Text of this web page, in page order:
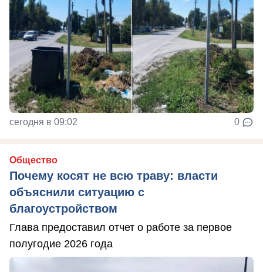
сегодня в 09:02 0
Общество
Почему косят не всю траву: власти
объяснили ситуацию с
благоустройством
Глава предоставил отчет о работе за первое
полугодие 2026 года